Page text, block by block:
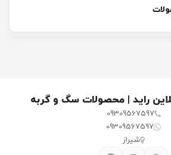
راید | محصولات سگ و گربه
09309567597
09309567597
شیراز